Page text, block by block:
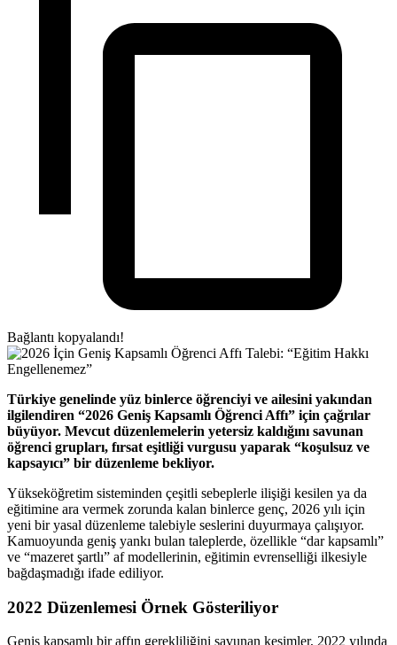
Bağlantı kopyalandı!
Türkiye genelinde yüz binlerce öğrenciyi ve ailesini yakından
ilgilendiren “2026 Geniş Kapsamlı Öğrenci Affı” için çağrılar
büyüyor. Mevcut düzenlemelerin yetersiz kaldığını savunan
öğrenci grupları, fırsat eşitliği vurgusu yaparak “koşulsuz ve
kapsayıcı” bir düzenleme bekliyor.
Yükseköğretim sisteminden çeşitli sebeplerle ilişiği kesilen ya da
eğitimine ara vermek zorunda kalan binlerce genç, 2026 yılı için
yeni bir yasal düzenleme talebiyle seslerini duyurmaya çalışıyor.
Kamuoyunda geniş yankı bulan taleplerde, özellikle “dar kapsamlı”
ve “mazeret şartlı” af modellerinin, eğitimin evrenselliği ilkesiyle
bağdaşmadığı ifade ediliyor.
2022 Düzenlemesi Örnek Gösteriliyor
Geniş kapsamlı bir affın gerekliliğini savunan kesimler, 2022 yılında